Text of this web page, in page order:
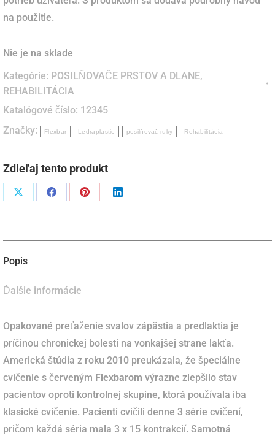
na použitie.
Nie je na sklade
Kategórie: POSILŇOVAČE PRSTOV A DLANE,
REHABILITÁCIA
Katalógové číslo: 12345
Značky:
Flexbar Ledraplastic posilňovač ruky Rehabilitácia
Zdieľaj tento produkt
Podiel Podiel Podiel Podiel
Popis
Ďalšie informácie
Opakované preťaženie svalov zápästia a predlaktia je
príčinou chronickej bolesti na vonkajšej strane lakťa.
Americká štúdia z roku 2010 preukázala, že špeciálne
cvičenie s červeným Flexbarom výrazne zlepšilo stav
pacientov oproti kontrolnej skupine, ktorá používala iba
klasické cvičenie. Pacienti cvičili denne 3 série cvičení,
pričom každá séria mala 3 x 15 kontrakcií. Samotná